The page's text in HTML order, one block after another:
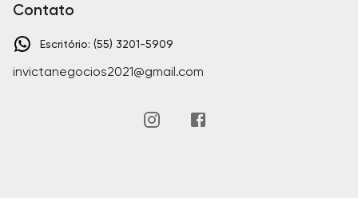
Contato
Escritório: (55) 3201-5909
invictanegocios2021@gmail.com